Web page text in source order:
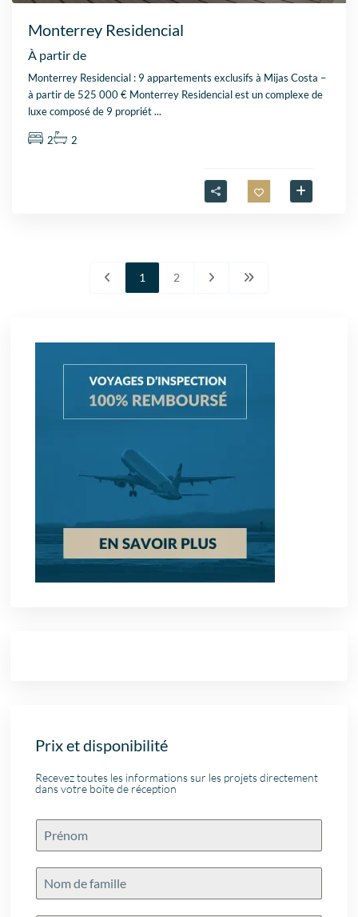
Monterrey Residencial
À partir de
Monterrey Residencial : 9 appartements exclusifs à Mijas Costa –
à partir de 525 000 € Monterrey Residencial est un complexe de
luxe composé de 9 propriét...
2 2
1 2
Prix et disponibilité
Recevez toutes les informations sur les projets directement
dans votre boîte de réception